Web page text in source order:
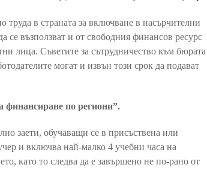
труда в страната за включване в насърчителни
се възползват и от свободния финансов ресурс
лица. Съветите за сътрудничество към бюрата
могат и извън този срок да подават
финансиране по региони”.
заети, обучаващи се в присъствена или
и включва най-малко 4 учебни часа на
като то следва да е завършено не по-рано от